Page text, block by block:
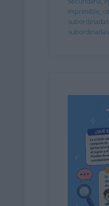
imprimible,
subordinadas